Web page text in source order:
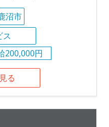
沼市
ス
200,000円
る